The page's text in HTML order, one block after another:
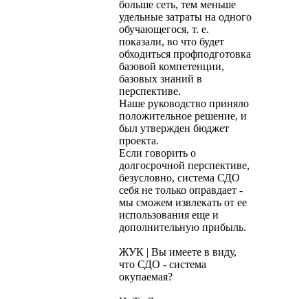
больше сеть, тем меньше
удельные затраты на одного
обучающегося, т. е.
показали, во что будет
обходиться профподготовка
базовой компетенции,
базовых знаний в
перспективе.
Наше руководство приняло
положительное решение, и
был утвержден бюджет
проекта.
Если говорить о
долгосрочной перспективе,
безусловно, система СДО
себя не только оправдает -
мы сможем извлекать от ее
использования еще и
дополнительную прибыль.
ЖУК | Вы имеете в виду,
что СДО - система
окупаемая?